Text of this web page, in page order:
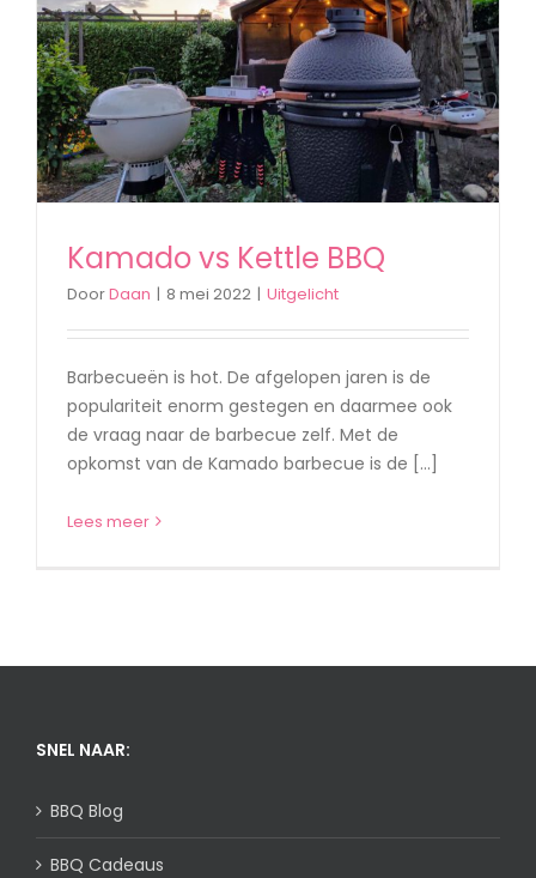
Kamado vs Kettle BBQ
DoorDaan | 8 mei 2022 | Uitgelicht
Barbecueën is hot. De afgelopen jaren is de
populariteit enorm gestegen en daarmee ook
de vraag naar de barbecue zelf. Met de
opkomst van de Kamado barbecue is de [...]
Lees meer
SNEL NAAR:
BBQ Blog
BBQ Cadeaus